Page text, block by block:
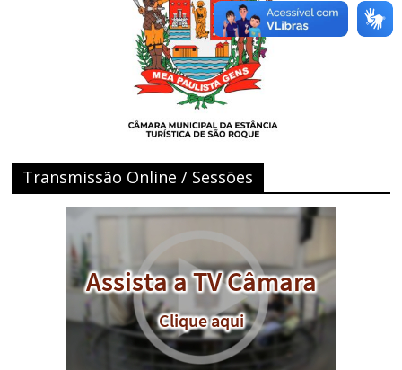
Transmissão Online / Sessões